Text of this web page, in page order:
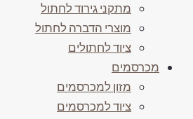
מתקני גירוד לחתול
מוצרי הדברה לחתול
ציוד לחתולים
מכרסמים
מזון למכרסמים
ציוד למכרסמים